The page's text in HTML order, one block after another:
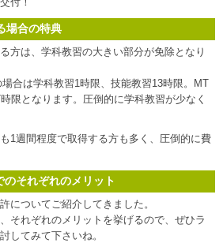
場合の特典
方は、学科教習の大きい部分が免除となり
合は学科教習1時限、技能教習13時限。MT
限となります。圧倒的に学科教習が少なく
1週間程度で取得する方も多く、圧倒的に費
それぞれのメリット
についてご紹介してきました。
それぞれのメリットを挙げるので、ぜひラ
してみて下さいね。